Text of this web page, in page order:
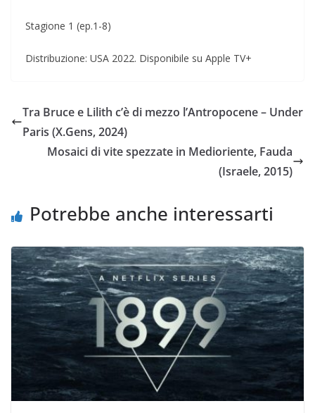
Stagione 1 (ep.1-8)
Distribuzione: USA 2022. Disponibile su Apple TV+
Tra Bruce e Lilith c’è di mezzo l’Antropocene – Under
Paris (X.Gens, 2024)
Mosaici di vite spezzate in Medioriente, Fauda
(Israele, 2015)
Potrebbe anche interessarti